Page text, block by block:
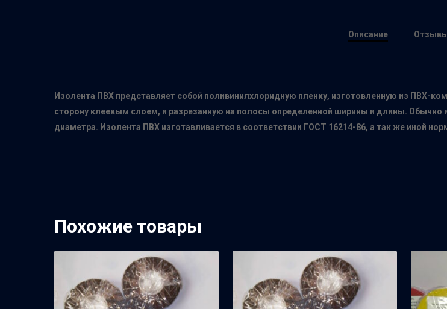
Описание
Изолента ПВХ представляет собой поливинилхлоридную пленку, изготовленную из ПВХ-
сторону клеевым слоем, и разрезанную на полосы определенной ширины и длины.
диаметра. Изолента ПВХ изготавливается в соответствии ГОСТ 16214-86, а так же иной
Похожие товары